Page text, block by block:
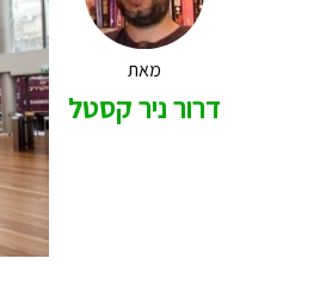
מאת
דרור ניר קסטל